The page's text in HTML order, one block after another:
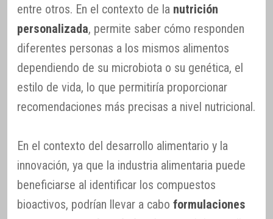
entre otros. En el contexto de la nutrición
personalizada, permite saber cómo responden
diferentes personas a los mismos alimentos
dependiendo de su microbiota o su genética, el
estilo de vida, lo que permitiría proporcionar
recomendaciones más precisas a nivel nutricional.
En el contexto del desarrollo alimentario y la
innovación, ya que la industria alimentaria puede
beneficiarse al identificar los compuestos
bioactivos, podrían llevar a cabo formulaciones